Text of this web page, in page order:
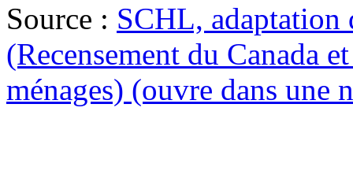
Source : SCHL, adaptation
(Recensement du Canada
ménages) (ouvre dans une